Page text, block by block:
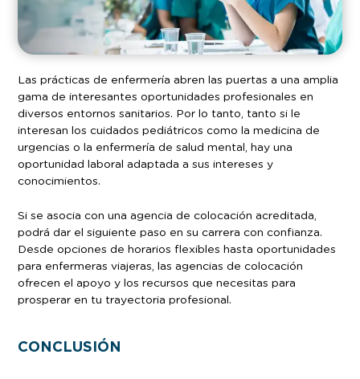
Las prácticas de enfermería abren las puertas a una amplia
gama de interesantes oportunidades profesionales en
diversos entornos sanitarios. Por lo tanto, tanto si le
interesan los cuidados pediátricos como la medicina de
urgencias o la enfermería de salud mental, hay una
oportunidad laboral adaptada a sus intereses y
conocimientos.
Si se asocia con una agencia de colocación acreditada,
podrá dar el siguiente paso en su carrera con confianza.
Desde opciones de horarios flexibles hasta oportunidades
para enfermeras viajeras, las agencias de colocación
ofrecen el apoyo y los recursos que necesitas para
prosperar en tu trayectoria profesional.
CONCLUSIÓN